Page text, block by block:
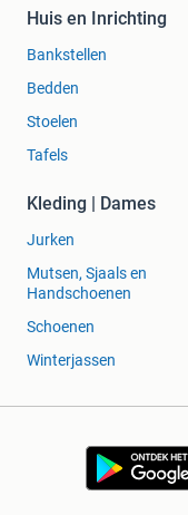
Huis en Inrichting
Bankstellen
Bedden
Stoelen
Tafels
Kleding | Dames
Jurken
Mutsen, Sjaals en
Handschoenen
Schoenen
Winterjassen